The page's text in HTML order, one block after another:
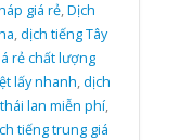
giá rẻ,Dịch
,dịch tiếng Tây
rẻ chất lượng
lấy nhanh,dịch
lan miễn phí,
tiếng trung giá